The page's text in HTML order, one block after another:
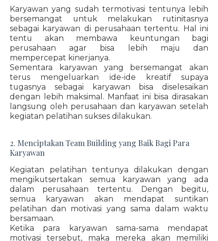
Karyawan yang sudah termotivasi tentunya lebih
bersemangat untuk melakukan rutinitasnya
sebagai karyawan di perusahaan tertentu. Hal ini
tentu akan membawa keuntungan bagi
perusahaan agar bisa lebih maju dan
mempercepat kinerjanya.
Sementara karyawan yang bersemangat akan
terus mengeluarkan ide-ide kreatif supaya
tugasnya sebagai karyawan bisa diselesaikan
dengan lebih maksimal. Manfaat ini bisa dirasakan
langsung oleh perusahaan dan karyawan setelah
kegiatan pelatihan sukses dilakukan.
2. Menciptakan Team Building yang Baik Bagi Para
Karyawan
Kegiatan pelatihan tentunya dilakukan dengan
mengikutsertakan semua karyawan yang ada
dalam perusahaan tertentu. Dengan begitu,
semua karyawan akan mendapat suntikan
pelatihan dan motivasi yang sama dalam waktu
bersamaan.
Ketika para karyawan sama-sama mendapat
motivasi tersebut, maka mereka akan memiliki